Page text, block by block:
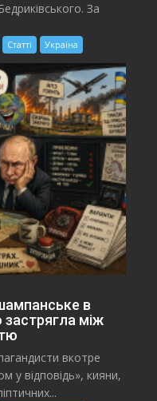
За
Статті Україна
в
застрягла між
вкотре
у відповідь», кияни,